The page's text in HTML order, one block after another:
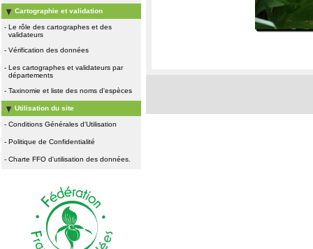
Cartographie et validation
- Le rôle des cartographes et des
validateurs
- Vérification des données
- Les cartographes et validateurs par
départements
- Taxinomie et liste des noms d'espèces
Utilisation du site
- Conditions Générales d'Utilisation
- Politique de Confidentialité
- Charte FFO d'utilisation des données.